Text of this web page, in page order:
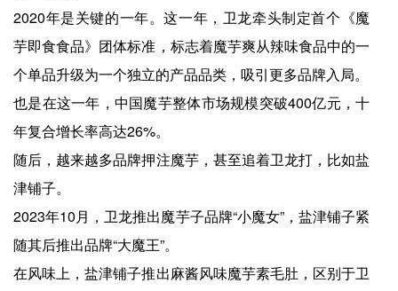
2020年是关键的一年。这一年，卫龙牵头制定首个《魔
芋即食食品》团体标准，标志着魔芋爽从辣味食品中的一
个单品升级为一个独立的产品品类，吸引更多品牌入局。
也是在这一年，中国魔芋整体市场规模突破400亿元，十
年复合增长率高达26%。
随后，越来越多品牌押注魔芋，甚至追着卫龙打，比如盐
津铺子。
2023年10月，卫龙推出魔芋子品牌“小魔女”，盐津铺子紧
随其后推出品牌“大魔王”。
在风味上，盐津铺子推出麻酱风味魔芋素毛肚，区别于卫